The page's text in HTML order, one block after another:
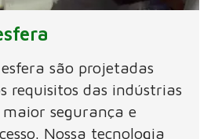
são projetadas
requisitos das indústrias
maior segurança e
Nossa tecnologia